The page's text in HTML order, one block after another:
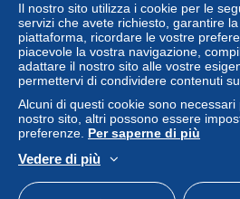
AIRPORT CRASH TRUCK poids
Il nostro sito utilizza i cookie per le
servizi che avete richiesto, garantire
piattaforma, ricordare le vostre
piacevole la vostra navigazione,
adattare il nostro sito alle vostre
permettervi di condividere contenuti
Alcuni di questi cookie sono
nostro sito, altri possono essere
preferenze. Per saperne di più
Vedere di più